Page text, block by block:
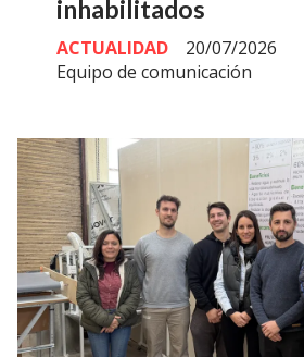
inhabilitados
Equipo de comunicación
ACTUALIDAD 20/07/2026